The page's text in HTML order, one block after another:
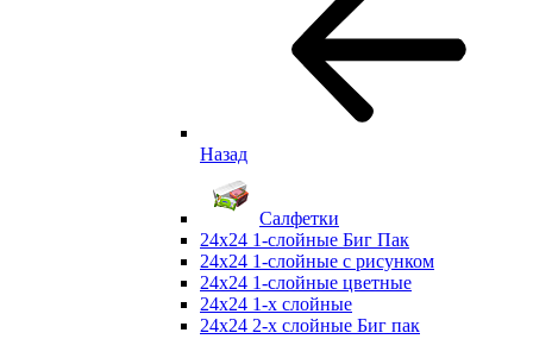
Назад
Салфетки
24х24 1-слойные Биг Пак
24х24 1-слойные с рисунком
24х24 1-слойные цветные
24х24 1-х слойные
24х24 2-х слойные Биг пак